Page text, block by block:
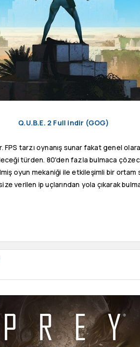
Q.U.B.E. 2 Full indir (GOG)
FPS tarzı oynanış sunar fakat genel
türden. 80'den fazla bulmaca
oyun mekaniği ile etkileşimli bir ortam
verilen ip uçlarından yola çıkarak